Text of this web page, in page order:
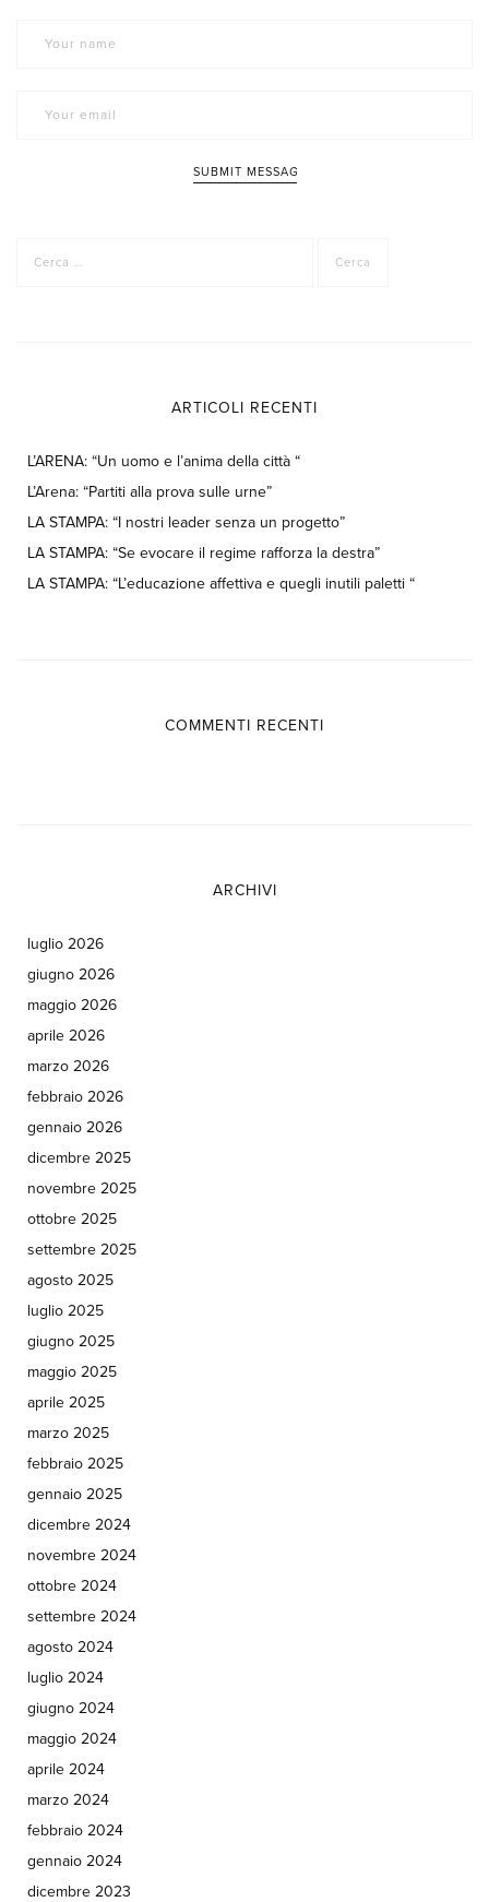
per:
ARTICOLI RECENTI
L’ARENA: “Un uomo e l’anima della città “
L’Arena: “Partiti alla prova sulle urne”
LA STAMPA: “I nostri leader senza un progetto”
LA STAMPA: “Se evocare il regime rafforza la destra”
LA STAMPA: “L’educazione affettiva e quegli inutili paletti “
COMMENTI RECENTI
ARCHIVI
luglio 2026
giugno 2026
maggio 2026
aprile 2026
marzo 2026
febbraio 2026
gennaio 2026
dicembre 2025
novembre 2025
ottobre 2025
settembre 2025
agosto 2025
luglio 2025
giugno 2025
maggio 2025
aprile 2025
marzo 2025
febbraio 2025
gennaio 2025
dicembre 2024
novembre 2024
ottobre 2024
settembre 2024
agosto 2024
luglio 2024
giugno 2024
maggio 2024
aprile 2024
marzo 2024
febbraio 2024
gennaio 2024
dicembre 2023